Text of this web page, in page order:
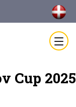
Cup 2025